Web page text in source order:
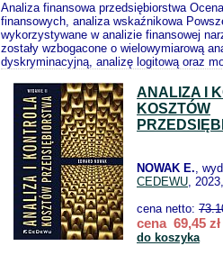
Analiza finansowa przedsiębiorstwa
finansowych, analiza wskaźnikowa
wykorzystywane w analizie finansowej
zostały wzbogacone o wielowymiarową
dyskryminacyjną, analizę logitową oraz
ANALIZA I
KOSZTÓW
NOWAK E.,
CEDEWU,
cena netto:
cena 69,45 zł
do koszyka